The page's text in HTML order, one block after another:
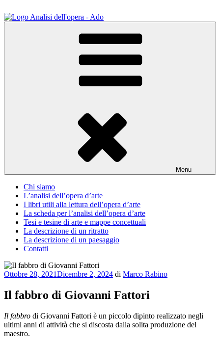
al
contenuto
Osservare le opere d'arte per capirle e imparare ad amarle
Menu
Chi siamo
L’analisi dell’opera d’arte
I libri utili alla lettura dell’opera d’arte
La scheda per l’analisi dell’opera d’arte
Tesi e tesine di arte e mappe concettuali
La descrizione di un ritratto
La descrizione di un paesaggio
Contatti
Pubblicato
Ottobre 28, 2021Dicembre 2, 2024 di Marco Rabino
Il fabbro di Giovanni Fattori
Il fabbro di Giovanni Fattori è un piccolo dipinto realizzato negli
ultimi anni di attività che si discosta dalla solita produzione del
maestro.